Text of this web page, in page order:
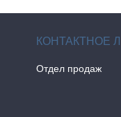
Отдел продаж